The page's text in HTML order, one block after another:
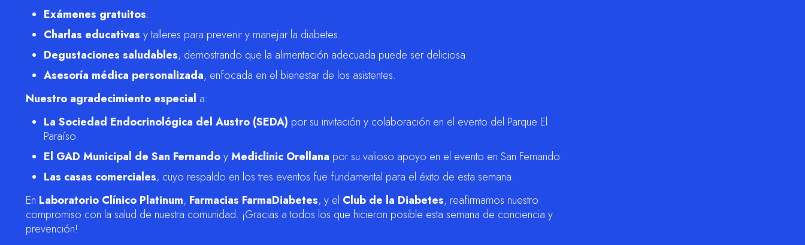
Exámenes gratuitos.
Charlas educativas y talleres para prevenir y manejar la diabetes.
Degustaciones saludables, demostrando que la alimentación adecuada puede ser deliciosa.
Asesoría médica personalizada, enfocada en el bienestar de los asistentes.
Nuestro agradecimiento especial a:
La Sociedad Endocrinológica del Austro (SEDA) por su invitación y colaboración en el evento del Parque El
Paraíso.
El GAD Municipal de San FernandoyMediclinic Orellana por su valioso apoyo en el evento en San Fernando.
Las casas comerciales, cuyo respaldo en los tres eventos fue fundamental para el éxito de esta semana.
En Laboratorio Clínico Platinum, Farmacias FarmaDiabetes, y el Club de la Diabetes, reafirmamos nuestro
compromiso con la salud de nuestra comunidad. ¡Gracias a todos los que hicieron posible esta semana de conciencia y
prevención!